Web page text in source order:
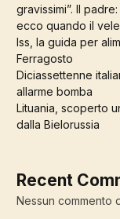
gravissimi”. Il
ecco quando il
Iss, la guida per
Ferragosto
Diciassettenne
allarme bomba
Lituania, scoperto
dalla Bielorussia
Recent
Nessun commento